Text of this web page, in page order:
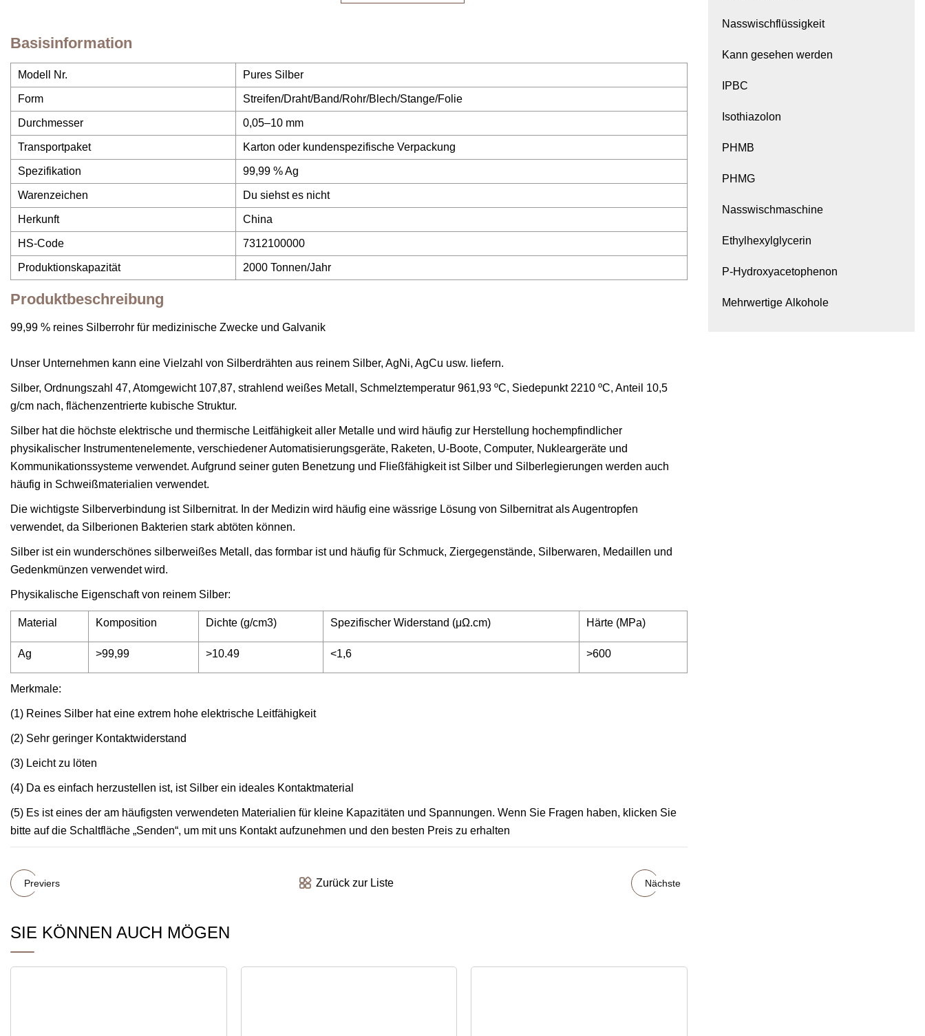
Basisinformation
Modell Nr. Pures Silber
Form Streifen/Draht/Band/Rohr/Blech/Stange/Folie
Durchmesser 0,05–10 mm
Transportpaket Karton oder kundenspezifische Verpackung
Spezifikation 99,99 % Ag
Warenzeichen Du siehst es nicht
Herkunft China
HS-Code 7312100000
Produktionskapazität 2000 Tonnen/Jahr
Produktbeschreibung
99,99 % reines Silberrohr für medizinische Zwecke und Galvanik
Unser Unternehmen kann eine Vielzahl von Silberdrähten aus reinem Silber, AgNi, AgCu usw. liefern.
Silber, Ordnungszahl 47, Atomgewicht 107,87, strahlend weißes Metall, Schmelztemperatur 961,93 ºC, Siedepunkt 2210 ºC, Anteil 10,5
g/cm nach, flächenzentrierte kubische Struktur.
Silber hat die höchste elektrische und thermische Leitfähigkeit aller Metalle und wird häufig zur Herstellung hochempfindlicher
physikalischer Instrumentenelemente, verschiedener Automatisierungsgeräte, Raketen, U-Boote, Computer, Nukleargeräte und
Kommunikationssysteme verwendet. Aufgrund seiner guten Benetzung und Fließfähigkeit ist Silber und Silberlegierungen werden auch
häufig in Schweißmaterialien verwendet.
Die wichtigste Silberverbindung ist Silbernitrat. In der Medizin wird häufig eine wässrige Lösung von Silbernitrat als Augentropfen
verwendet, da Silberionen Bakterien stark abtöten können.
Silber ist ein wunderschönes silberweißes Metall, das formbar ist und häufig für Schmuck, Ziergegenstände, Silberwaren, Medaillen und
Gedenkmünzen verwendet wird.
Physikalische Eigenschaft von reinem Silber:
Material Komposition Dichte (g/cm3) Spezifischer Widerstand (μΩ.cm) Härte (MPa)
Ag >99,99 >10.49 <1,6 >600
Merkmale:
(1) Reines Silber hat eine extrem hohe elektrische Leitfähigkeit
(2) Sehr geringer Kontaktwiderstand
(3) Leicht zu löten
(4) Da es einfach herzustellen ist, ist Silber ein ideales Kontaktmaterial
(5) Es ist eines der am häufigsten verwendeten Materialien für kleine Kapazitäten und Spannungen. Wenn Sie Fragen haben, klicken Sie
bitte auf die Schaltfläche „Senden“, um mit uns Kontakt aufzunehmen und den besten Preis zu erhalten
Previers Zurück zur Liste Nächste
SIE KÖNNEN AUCH MÖGEN
Nasswischflüssigkeit
Kann gesehen werden
IPBC
Isothiazolon
PHMB
PHMG
Nasswischmaschine
Ethylhexylglycerin
P-Hydroxyacetophenon
Mehrwertige Alkohole